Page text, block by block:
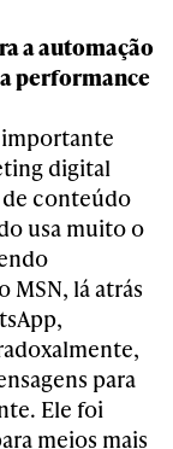
a automação
performance
digital
conteúdo
usa muito o
MSN, lá atrás
para
Ele foi
meios mais